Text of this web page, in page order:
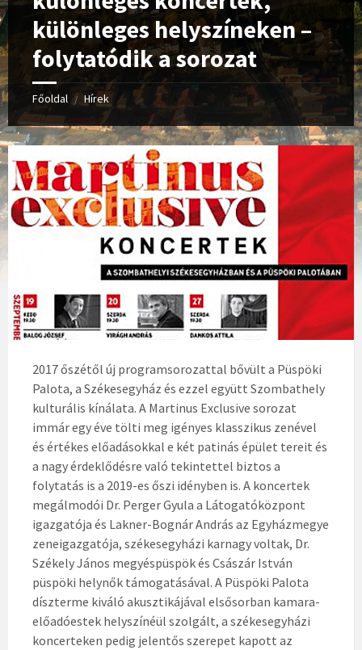
különleges helyszíneken –
folytatódik a sorozat
Főoldal / Hírek
2017 őszétől új programsorozattal bővült a Püspöki
Palota, a Székesegyház és ezzel együtt Szombathely
kulturális kínálata. A Martinus Exclusive sorozat
immár egy éve tölti meg igényes klasszikus zenével
és értékes előadásokkal e két patinás épület tereit és
a nagy érdeklődésre való tekintettel biztos a
folytatás is a 2019-es őszi idényben is. A koncertek
megálmodói Dr. Perger Gyula a Látogatóközpont
igazgatója és Lakner-Bognár András az Egyházmegye
zeneigazgatója, székesegyházi karnagy voltak, Dr.
Székely János megyéspüspök és Császár István
püspöki helynők támogatásával. A Püspöki Palota
díszterme kiváló akusztikájával elsősorban kamara-
előadóestek helyszínéül szolgált, a székesegyházi
koncerteken pedig jelentős szerepet kapott az